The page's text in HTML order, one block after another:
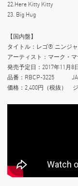
22.Here Kitty Kitty
23. Big Hug
【国内盤】
タイトル：レゴ® ニンジ
アーティスト：マーク・
発売予定日：2017年11
品番：RBCP-3225 JAN
価格：2,400円（税抜）